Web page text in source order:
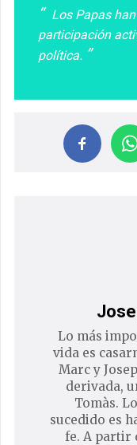
Los Papas
participación
política.
Lo más
vida es
Marc y
derivada,
Tomàs.
sucedido es
fe. A partir